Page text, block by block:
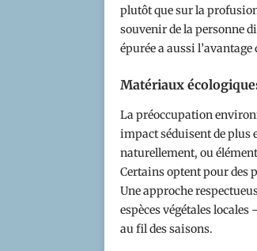
plutôt que sur la
souvenir de la personne
épurée a aussi
Matériaux
La préoccupation
impact séduisent de plus
naturellement, ou
Certains optent pour des
Une approche
espèces végétales
au fil des saisons.